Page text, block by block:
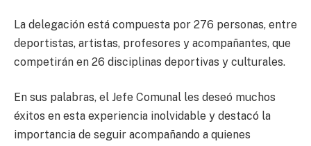
La delegación está compuesta por 276 personas, entre
deportistas, artistas, profesores y acompañantes, que
competirán en 26 disciplinas deportivas y culturales.
En sus palabras, el Jefe Comunal les deseó muchos
éxitos en esta experiencia inolvidable y destacó la
importancia de seguir acompañando a quienes